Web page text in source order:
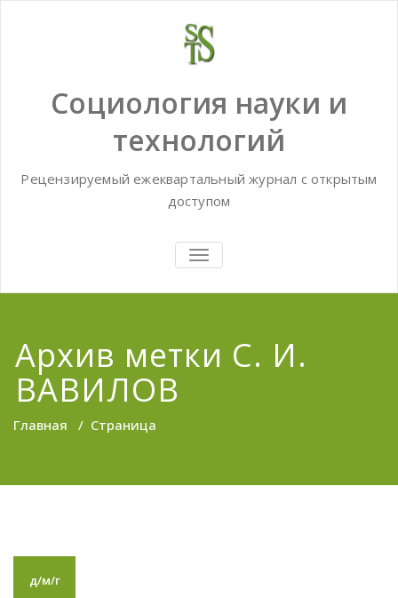
Социология науки и
технологий
Рецензируемый ежеквартальный журнал с открытым
доступом
TOGGLE
NAVIGATION
Архив метки С. И.
ВАВИЛОВ
Главная / Страница
д/м/г